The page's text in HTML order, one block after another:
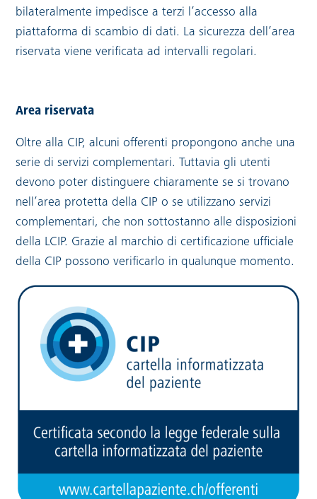
bilateralmente impedisce a terzi l’accesso alla
piattaforma di scambio di dati. La sicurezza dell’area
riservata viene verificata ad intervalli regolari.
Area riservata
Oltre alla CIP, alcuni offerenti propongono anche una
serie di servizi complementari. Tuttavia gli utenti
devono poter distinguere chiaramente se si trovano
nell’area protetta della CIP o se utilizzano servizi
complementari, che non sottostanno alle disposizioni
della LCIP. Grazie al marchio di certificazione ufficiale
della CIP possono verificarlo in qualunque momento.